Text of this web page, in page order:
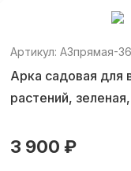
Артикул: АЗпрямая-36
Арка садовая для
растений,
3 900 ₽